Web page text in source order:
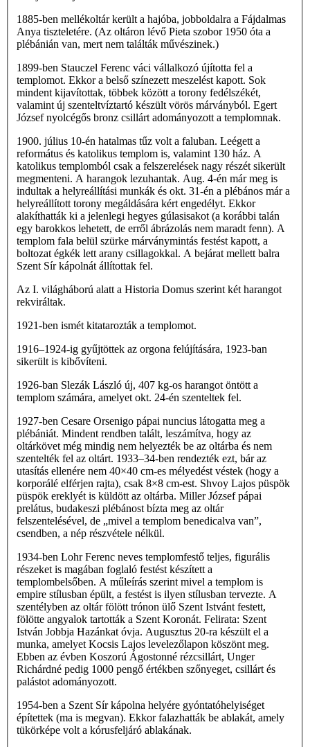
1885-ben mellékoltár került a hajóba, jobboldalra a Fájdalmas
Anya tiszteletére. (Az oltáron lévő Pieta szobor 1950 óta a
plébánián van, mert nem találták művészinek.)
1899-ben Stauczel Ferenc váci vállalkozó újította fel a
templomot. Ekkor a belső színezett meszelést kapott. Sok
mindent kijavítottak, többek között a torony fedélszékét,
valamint új szenteltvíztartó készült vörös márványból. Egert
József nyolcégős bronz csillárt adományozott a templomnak.
1900. július 10-én hatalmas tűz volt a faluban. Leégett a
református és katolikus templom is, valamint 130 ház. A
katolikus templomból csak a felszerelések nagy részét sikerült
megmenteni. A harangok lezuhantak. Aug. 4-én már meg is
indultak a helyreállítási munkák és okt. 31-én a plébános már a
helyreállított torony megáldására kért engedélyt. Ekkor
alakíthatták ki a jelenlegi hegyes gúlasisakot (a korábbi talán
egy barokkos lehetett, de erről ábrázolás nem maradt fenn). A
templom fala belül szürke márványmintás festést kapott, a
boltozat égkék lett arany csillagokkal. A bejárat mellett balra
Szent Sír kápolnát állítottak fel.
Az I. világháború alatt a Historia Domus szerint két harangot
rekviráltak.
1921-ben ismét kitatarozták a templomot.
1916–1924-ig gyűjtöttek az orgona felújítására, 1923-ban
sikerült is kibővíteni.
1926-ban Slezák László új, 407 kg-os harangot öntött a
templom számára, amelyet okt. 24-én szenteltek fel.
1927-ben Cesare Orsenigo pápai nuncius látogatta meg a
plébániát. Mindent rendben talált, leszámítva, hogy az
oltárkövet még mindig nem helyezték be az oltárba és nem
szentelték fel az oltárt. 1933–34-ben rendezték ezt, bár az
utasítás ellenére nem 40×40 cm-es mélyedést véstek (hogy a
korporálé elférjen rajta), csak 8×8 cm-est. Shvoy Lajos püspök
püspök ereklyét is küldött az oltárba. Miller József pápai
prelátus, budakeszi plébánost bízta meg az oltár
felszentelésével, de „mivel a templom benedicalva van”,
csendben, a nép részvétele nélkül.
1934-ben Lohr Ferenc neves templomfestő teljes, figurális
részeket is magában foglaló festést készített a
templombelsőben. A műleírás szerint mivel a templom is
empire stílusban épült, a festést is ilyen stílusban tervezte. A
szentélyben az oltár fölött trónon ülő Szent Istvánt festett,
fölötte angyalok tartották a Szent Koronát. Felirata: Szent
István Jobbja Hazánkat óvja. Augusztus 20-ra készült el a
munka, amelyet Kocsis Lajos levelezőlapon köszönt meg.
Ebben az évben Koszorú Ágostonné rézcsillárt, Unger
Richárdné pedig 1000 pengő értékben szőnyeget, csillárt és
palástot adományozott.
1954-ben a Szent Sír kápolna helyére gyóntatóhelyiséget
építettek (ma is megvan). Ekkor falazhatták be ablakát, amely
tükörképe volt a kórusfeljáró ablakának.